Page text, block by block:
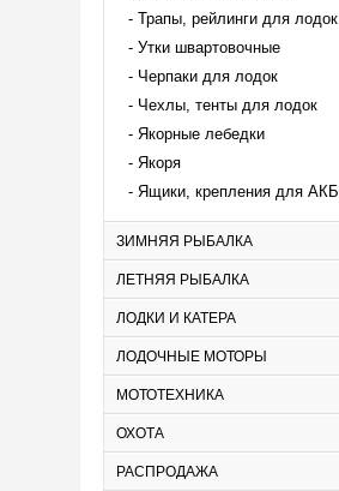
Трапы, рейлинги для лодок
Утки швартовочные
Черпаки для лодок
Чехлы, тенты для лодок
Якорные лебедки
Якоря
Ящики, крепления для АКБ
ЗИМНЯЯ РЫБАЛКА
ЛЕТНЯЯ РЫБАЛКА
ЛОДКИ И КАТЕРА
ЛОДОЧНЫЕ МОТОРЫ
МОТОТЕХНИКА
ОХОТА
РАСПРОДАЖА